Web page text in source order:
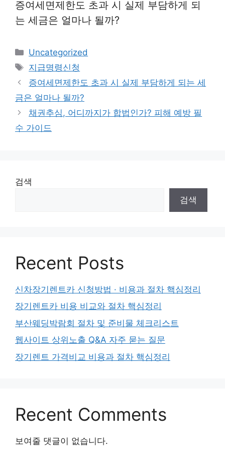
증여세면제한도 초과 시 실제 부담하게 되
는 세금은 얼마나 될까?
카
테
고
리
Uncategorized
태
그
지급명령신청
증여세면제한도 초과 시 실제 부담하게 되는 세
금은 얼마나 될까?
채권추심, 어디까지가 합법인가? 피해 예방 필
수 가이드
검색
검색
Recent Posts
신차장기렌트카 신청방법 · 비용과 절차 핵심정리
장기렌트카 비용 비교와 절차 핵심정리
부산웨딩박람회 절차 및 준비물 체크리스트
웹사이트 상위노출 Q&A 자주 묻는 질문
장기렌트 가격비교 비용과 절차 핵심정리
Recent Comments
보여줄 댓글이 없습니다.